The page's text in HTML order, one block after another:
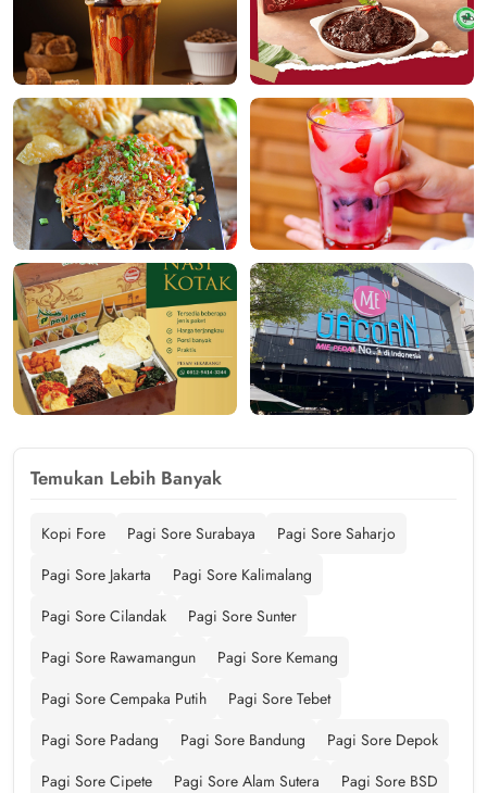
Temukan Lebih Banyak
Kopi Fore Pagi Sore Surabaya
Pagi Sore Saharjo
Pagi Sore Jakarta
Pagi Sore Kalimalang
Pagi Sore Cilandak
Pagi Sore Sunter
Pagi Sore Rawamangun
Pagi Sore Kemang
Pagi Sore Cempaka Putih
Pagi Sore Tebet
Pagi Sore Padang
Pagi Sore Bandung
Pagi Sore Depok
Pagi Sore Cipete
Pagi Sore Alam Sutera
Pagi Sore BSD